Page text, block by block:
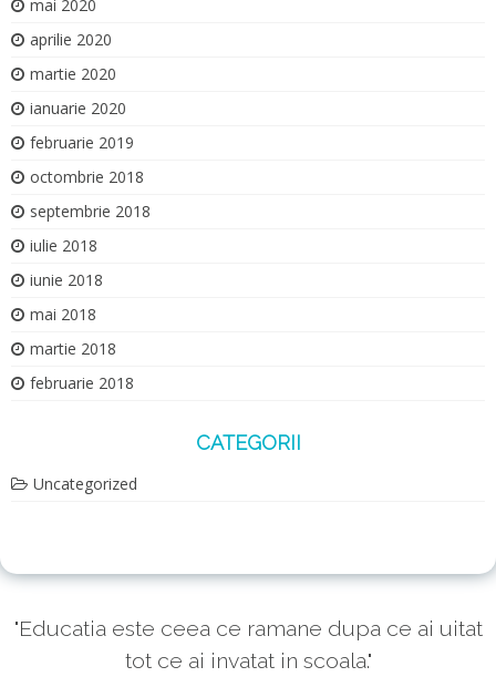
mai 2020
aprilie 2020
martie 2020
ianuarie 2020
februarie 2019
octombrie 2018
septembrie 2018
iulie 2018
iunie 2018
mai 2018
martie 2018
februarie 2018
CATEGORII
Uncategorized
"Educatia este ceea ce ramane dupa ce ai uitat
tot ce ai invatat in scoala."